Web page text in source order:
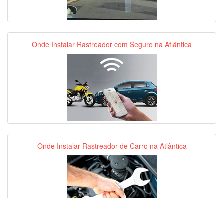
Onde Instalar Rastreador com Seguro na Atlântica
Onde Instalar Rastreador de Carro na Atlântica